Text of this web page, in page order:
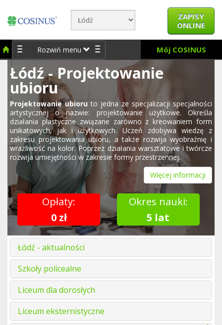
ZAPISY
ONLINE
Rozwiń menu Mój COSINUS
Łódź - Projektowanie
ubioru
Projektowanie ubioruto jedna ze specjalizacji specjalności
artystycznej o nazwie: projektowanie użytkowe. Określa
działania plastyczne związane zarówno z kreowaniem form
unikatowych, jak i użytkowych. Uczeń zdobywa wiedzę z
zakresu projektowania ubioru, a także rozwija wyobraźnię i
wrażliwość na kolor. Poprzez działania warsztatowe i twórcze
rozwija umiejętności w zakresie formy przestrzennej.
Więcej informacji
Opłaty:
0 zł
Okres nauki:
5 lat
Łódź - aktualności
Szkoły policealne
Liceum dla dorosłych
Liceum eksternistyczne